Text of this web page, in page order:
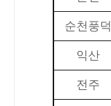
순천풍덕
익산
전주